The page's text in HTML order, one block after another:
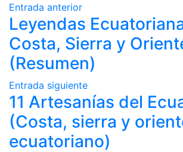
Entrada anterior
Leyendas
Costa, Sierra y
(Resumen)
Entrada siguiente
11 Artesanías del
(Costa, sierra y
ecuatoriano)